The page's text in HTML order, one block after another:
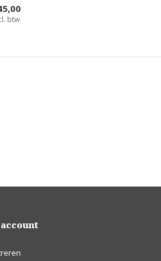
btw